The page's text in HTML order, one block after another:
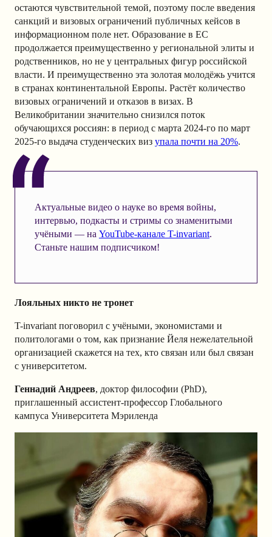
остаются чувствительной темой, поэтому после введения
санкций и визовых ограничений публичных кейсов в
информационном поле нет. Образование в ЕС
продолжается преимущественно у региональной элиты и
родственников, но не у центральных фигур российской
власти. И преимущественно эта золотая молодёжь учится
в странах континентальной Европы. Растёт количество
визовых ограничений и отказов в визах. В
Великобритании значительно снизился поток
обучающихся россиян: в период с марта 2024-го по март
2025-го выдача студенческих виз упала почти на 20%.
Актуальные видео о науке во время войны,
интервью, подкасты и стримы со знаменитыми
учёными — на YouTube-канале T-invariant.
Станьте нашим подписчиком!
Лояльных никто не тронет
T-invariant поговорил с учёными, экономистами и
политологами о том, как признание Йеля нежелательной
организацией скажется на тех, кто связан или был связан
с университетом.
Геннадий Андреев, доктор философии (PhD),
приглашенный ассистент-профессор Глобального
кампуса Университета Мэриленда